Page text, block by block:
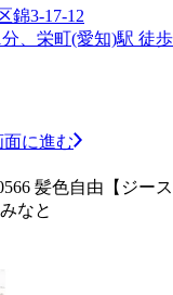
錦3-17-12
、栄町(愛知)駅 徒
面に進む
髪色自由【ジー
なと